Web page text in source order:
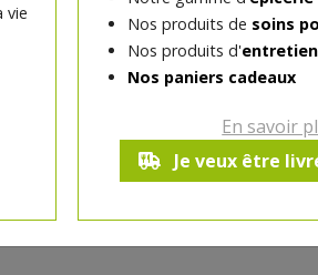
vie
Nos produits de soins
Nos produits d'
Nos paniers cadeaux
En savoir
Je veux être
croustillant.
Chocolat au lait.
Ce produit est indisponible pour